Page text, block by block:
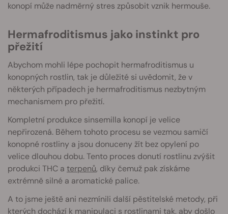
konopí může nadměrný stres způsobit vznik hermouše.
Hermafroditismus jako instinkt pro
přežití
Abychom mohli lépe pochopit hermafroditismus u
konopných rostlin, tak je důležité si uvědomit, že v
některých případech je hermafroditismus nezbytným
mechanismem pro přežití.
Kompletní produkce sinsemilla konopí je velice
nepřirozená. Během tohoto procesu se vezmou samičí
konopné rostliny a jsou donuceny žít bez opylení po
velice dlouhou dobu. Tento proces donutí rostlinu zvýšit
produkci THC a terpenů, díky čemuž pak získáme
extrémně silné a aromatické palice.
A to jsme ještě ani nezmínili další pěstitelské metody, při
kterých dochází k manipulaci s rostlinami tak, aby došlo